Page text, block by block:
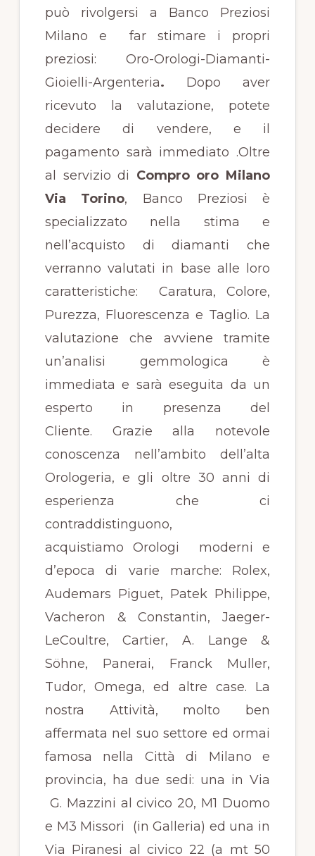
può rivolgersi a Banco Preziosi
Milano e far stimare i propri
preziosi: Oro-Orologi-Diamanti-
Gioielli-Argenteria. Dopo aver
ricevuto la valutazione, potete
decidere di vendere, e il
pagamento sarà immediato .Oltre
al servizio di Compro oro Milano
Via Torino, Banco Preziosi è
specializzato nella stima e
nell’acquisto di diamanti che
verranno valutati in base alle loro
caratteristiche: Caratura, Colore,
Purezza, Fluorescenza e Taglio. La
valutazione che avviene tramite
un’analisi gemmologica è
immediata e sarà eseguita da un
esperto in presenza del
Cliente. Grazie alla notevole
conoscenza nell’ambito dell’alta
Orologeria, e gli oltre 30 anni di
esperienza che ci
contraddistinguono,
acquistiamo Orologi moderni e
d’epoca di varie marche: Rolex,
Audemars Piguet, Patek Philippe,
Vacheron & Constantin, Jaeger-
LeCoultre, Cartier, A. Lange &
Söhne, Panerai, Franck Muller,
Tudor, Omega, ed altre case. La
nostra Attività, molto ben
affermata nel suo settore ed ormai
famosa nella Città di Milano e
provincia, ha due sedi: una in Via
G. Mazzini al civico 20, M1 Duomo
e M3 Missori (in Galleria) ed una in
Via Piranesi al civico 22 (a mt 50